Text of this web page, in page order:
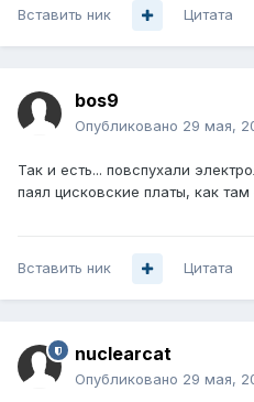
Вставить ник Цитата
bos9
Опубликовано 29 мая,
Так и есть... повспухали
паял цисковские платы, как
Вставить ник Цитата
nuclearcat
Опубликовано 29 мая,